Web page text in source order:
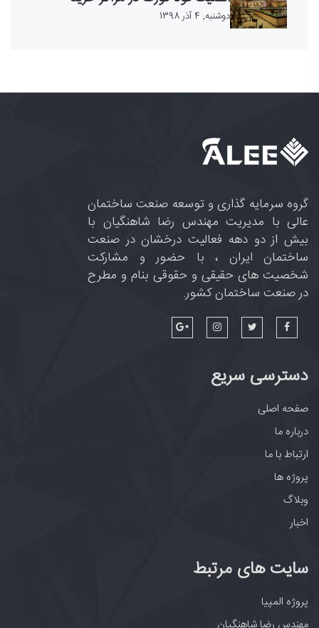
دوشنبه, 4 آذر 1398
گروه سرمایه گذاری و توسعه صنعت ساختمان
عالی با مدیریت مهندس رضا شاهنگیان با
بیش از دو دهه فعالیت درخشان در صنعت
ساختمان ایران ، با حضور و مشارکت
شخصیت های حقیقی و حقوقی بنام و مطرح
در صنعت ساختمان کشور.
دسترسی سریع
صفحه اصلی
درباره ما
ارتباط با ما
پروژه ها
وبلاگ
اخبار
سایت های مرتبط
پروژه المپیا